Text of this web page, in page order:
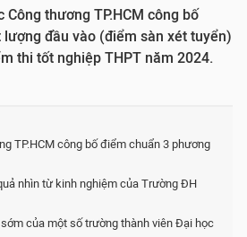
Công thương TP.HCM công bố
đầu vào (điểm sàn xét tuyển)
thi tốt nghiệp THPT năm 2024.
TP.HCM công bố điểm chuẩn 3 phương
nhìn từ kinh nghiệm của Trường ĐH
của một số trường thành viên Đại học